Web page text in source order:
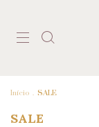
Início . SALE
SALE